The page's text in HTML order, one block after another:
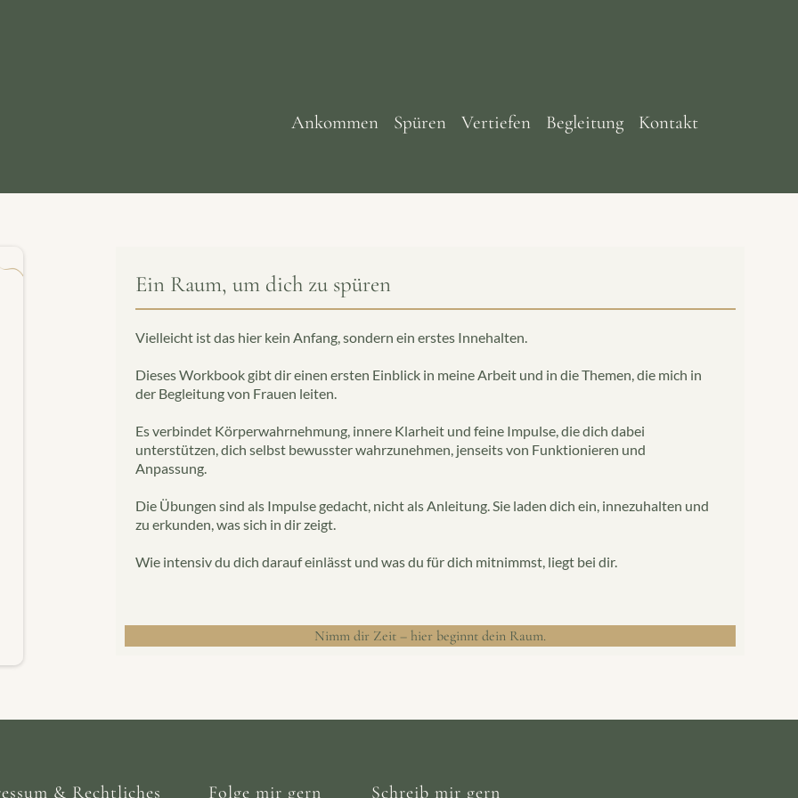
Ankommen Spüren Vertiefen Begleitung Kontakt
Ein Raum, um dich zu spüren
Vielleicht ist das hier kein Anfang, sondern ein erstes Innehalten.
Dieses Workbook gibt dir einen ersten Einblick in meine Arbeit und in die Themen, die mich in
der Begleitung von Frauen leiten.
Es verbindet Körperwahrnehmung, innere Klarheit und feine Impulse, die dich dabei
unterstützen, dich selbst bewusster wahrzunehmen, jenseits von Funktionieren und
Anpassung.
Die Übungen sind als Impulse gedacht, nicht als Anleitung. Sie laden dich ein, innezuhalten und
zu erkunden, was sich in dir zeigt.
Wie intensiv du dich darauf einlässt und was du für dich mitnimmst, liegt bei dir.
Nimm dir Zeit – hier beginnt dein Raum.
& Rechtliches Folge mir gern Schreib mir gern